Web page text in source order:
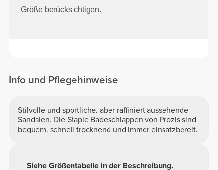
Größe berücksichtigen.
Info und Pflegehinweise
Stilvolle und sportliche, aber raffiniert aussehende
Sandalen. Die Staple Badeschlappen von Prozis sind
bequem, schnell trocknend und immer einsatzbereit.
Siehe Größentabelle in der Beschreibung.